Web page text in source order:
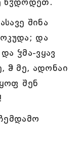
შინა
და
ჴმა-ვყავ
ჵ მე, ადონაი
შენ